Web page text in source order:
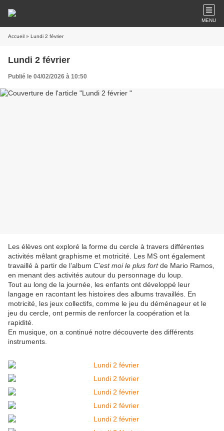
MENU
Accueil » Lundi 2 février
Lundi 2 février
Publié le 04/02/2026 à 10:50
Les élèves ont exploré la forme du cercle à travers différentes
activités mêlant graphisme et motricité. Les MS ont également
travaillé à partir de l’album C’est moi le plus fortde Mario Ramos,
en menant des activités autour du personnage du loup.
Tout au long de la journée, les enfants ont développé leur
langage en racontant les histoires des albums travaillés. En
motricité, les jeux collectifs, comme le jeu du déménageur et le
jeu du cercle, ont permis de renforcer la coopération et la
rapidité.
En musique, on a continué notre découverte des différents
instruments.